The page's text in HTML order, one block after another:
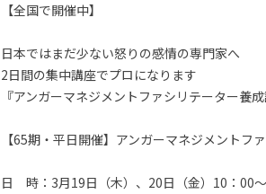
【全国で開催中】
日本ではまだ少ない怒りの感情の専門家へ
2日間の集中講座でプロになります
『アンガーマネジメントファシリテーター養成
【65期・平日開催】アンガーマネジメントフ
日 時：3月19日（木）、20日（金）10：00～